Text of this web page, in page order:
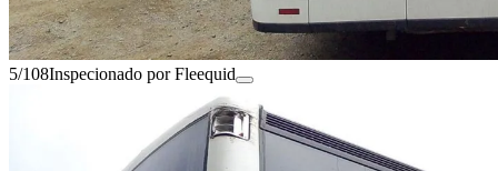
5/108Inspecionado por Fleequid